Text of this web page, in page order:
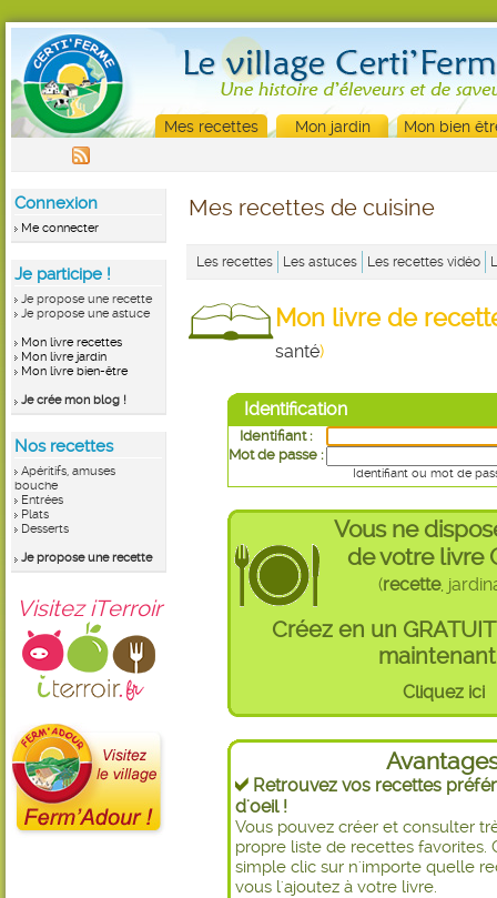
Mes recettes Mon jardin Mon bien
Connexion
Me connecter
Je participe !
Je propose une recette
Je propose une astuce
Mon livre recettes
Mon livre jardin
Mon livre bien-être
Je crée mon blog !
Nos recettes
Apéritifs, amuses
bouche
Entrées
Plats
Desserts
Je propose une recette
Visitez iTerroir
Mes recettes de cuisine
Les recettes Les astuces Les recettes vidéo
Mon livre de
santé)
Identification
Identifiant :
Mot de passe :
Identifiant ou mot de
Vous ne
de votre livre
(recette,
Créez en un
Cliquez ici
Retrouvez vos recettes
d'oeil !
Vous pouvez créer et consulter
propre liste de recettes favorites.
simple clic sur n'importe quelle
vous l'ajoutez à votre livre.